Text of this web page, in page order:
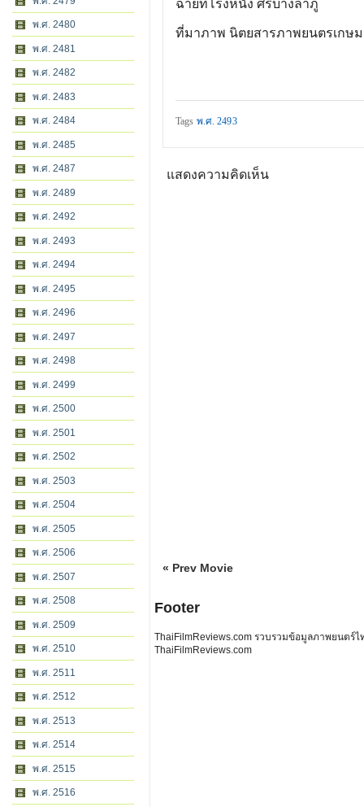
พ.ศ. 2480
พ.ศ. 2481
พ.ศ. 2482
พ.ศ. 2483
พ.ศ. 2484
พ.ศ. 2485
พ.ศ. 2487
พ.ศ. 2489
พ.ศ. 2492
พ.ศ. 2493
พ.ศ. 2494
พ.ศ. 2495
พ.ศ. 2496
พ.ศ. 2497
พ.ศ. 2498
พ.ศ. 2499
พ.ศ. 2500
พ.ศ. 2501
พ.ศ. 2502
พ.ศ. 2503
พ.ศ. 2504
พ.ศ. 2505
พ.ศ. 2506
พ.ศ. 2507
พ.ศ. 2508
พ.ศ. 2509
พ.ศ. 2510
พ.ศ. 2511
พ.ศ. 2512
พ.ศ. 2513
พ.ศ. 2514
พ.ศ. 2515
พ.ศ. 2516
ฉายที่โรงหนัง ศรีบางลำภู
ที่มาภาพ นิตยสารภาพยนตรเกษม
Tags พ.ศ. 2493
แสดงความคิดเห็น
« Prev Movie
Footer
ThaiFilmReviews.com รวบรวมข้อมูลภาพยนตร์
ThaiFilmReviews.com